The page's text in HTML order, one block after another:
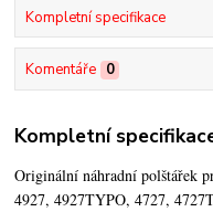
Kompletní specifikace
Komentáře 0
Kompletní
Originální náhradní polštářek
4927, 4927TYPO, 4727,